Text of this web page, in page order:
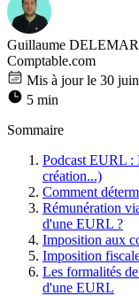
Guillaume
Comptable.com
Mis à jour le 30
5 min
Sommaire
Podcast EURL :
création...)
Comment
Rémunération
d'une EURL ?
Imposition aux
Imposition
Les formalités
d'une EURL